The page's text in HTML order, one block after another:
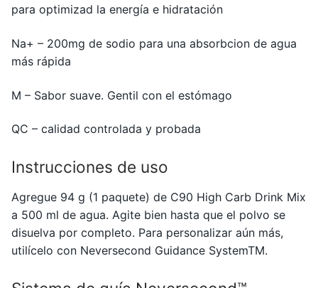
para optimizad la energía e hidratación
Na+ – 200mg de sodio para una absorbcion de agua
más rápida
M – Sabor suave. Gentil con el estómago
QC – calidad controlada y probada
Instrucciones de uso
Agregue 94 g (1 paquete) de C90 High Carb Drink Mix
a 500 ml de agua. Agite bien hasta que el polvo se
disuelva por completo. Para personalizar aún más,
utilícelo con Neversecond Guidance SystemTM.